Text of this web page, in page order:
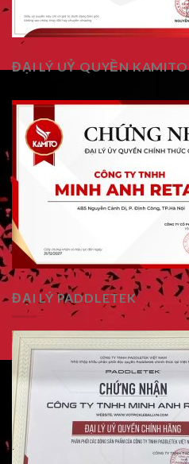
ĐẠI LÝ UỶ QUYỀN KAMITO
ĐẠI LÝ PADDLETEK